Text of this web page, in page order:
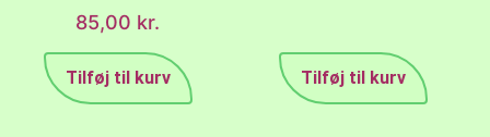
85,00 kr.
Tilføj til kurv Tilføj til kurv